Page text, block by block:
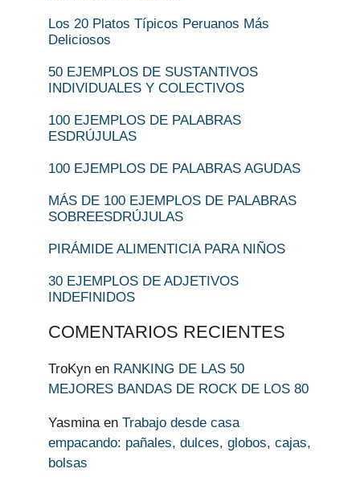
Los 20 Platos Típicos Peruanos Más
Deliciosos
50 EJEMPLOS DE SUSTANTIVOS
INDIVIDUALES Y COLECTIVOS
100 EJEMPLOS DE PALABRAS
ESDRÚJULAS
100 EJEMPLOS DE PALABRAS AGUDAS
MÁS DE 100 EJEMPLOS DE PALABRAS
SOBREESDRÚJULAS
PIRÁMIDE ALIMENTICIA PARA NIÑOS
30 EJEMPLOS DE ADJETIVOS
INDEFINIDOS
COMENTARIOS RECIENTES
TroKyn en RANKING DE LAS 50
MEJORES BANDAS DE ROCK DE LOS 80
Yasmina en Trabajo desde casa
empacando: pañales, dulces, globos, cajas,
bolsas